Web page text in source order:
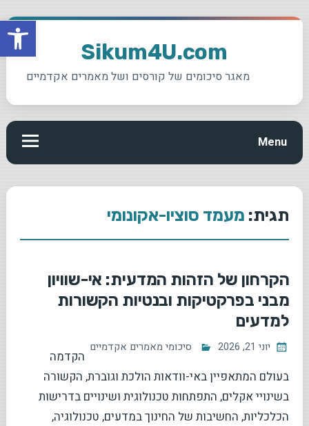
פתח
Skip
Sikum4U.com
מאגר סיכומים של קורסים ושל מאמרים אקדמיים
Menu
תגית: מעמד סוציו-אקונומי
הקרחון של הזהות המדעית: אי-שוויון
מבני בפרקטיקות ובנטיות הקשורות
למדעים
יוני 21, 2026 סיכומי מאמרים אקדמיים
הקדמה
בעולם המתאפיין באי-וודאות הולכת וגוברת, הקשורה
בשינויי אקלים, התפתחות טכנולוגית ושינויים בדרישות
הכלכליות, החשיבות של החינוך במדעים, טכנולוגיה,